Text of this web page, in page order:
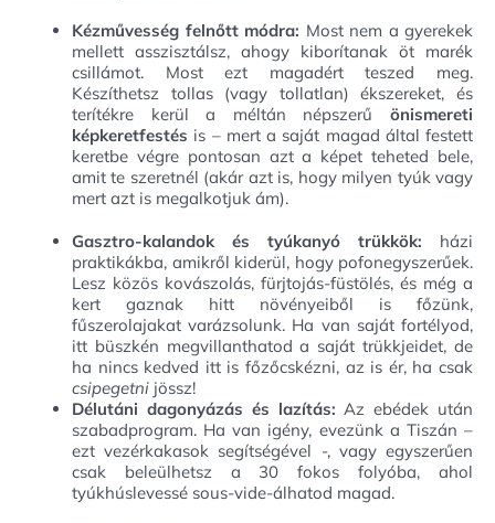
Kézművesség felnőtt módra: Most nem a gyerekek
mellett asszisztálsz, ahogy kiborítanak öt marék
csillámot. Most ezt magadért teszed meg.
Készíthetsz tollas (vagy tollatlan) ékszereket, és
terítékre kerül a méltán népszerű önismereti
képkeretfestés is – mert a saját magad által festett
keretbe végre pontosan azt a képet teheted bele,
amit te szeretnél (akár azt is, hogy milyen tyúk vagy
mert azt is megalkotjuk ám).
Gasztro-kalandok és tyúkanyó trükkök: házi
praktikákba, amikről kiderül, hogy pofonegyszerűek.
Lesz közös kovászolás, fürjtojás-füstölés, és még a
kert gaznak hitt növényeiből is főzünk,
fűszerolajakat varázsolunk. Ha van saját fortélyod,
itt büszkén megvillanthatod a saját trükkjeidet, de
ha nincs kedved itt is főzőcskézni, az is ér, ha csak
csipegetni jössz!
Délutáni dagonyázás és lazítás: Az ebédek után
szabadprogram. Ha van igény, evezünk a Tiszán –
ezt vezérkakasok segítségével -, vagy egyszerűen
csak beleülhetsz a 30 fokos folyóba, ahol
tyúkhúslevessé sous-vide-álhatod magad.